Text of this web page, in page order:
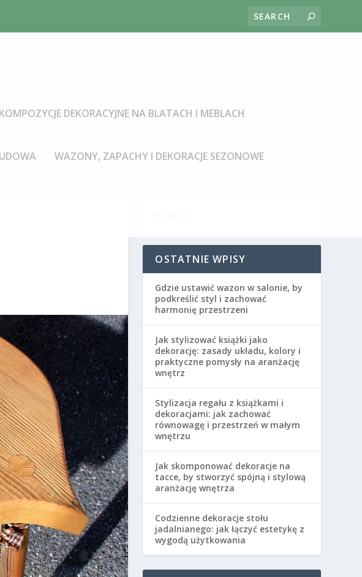
KOMPOZYCJE DEKORACYJNE NA BLATACH I MEBLACH
WAZONY, ZAPACHY I DEKORACJE SEZONOWE
OSTATNIE WPISY
Gdzie ustawić wazon w salonie, by
podkreślić styl i zachować
harmonię przestrzeni
Jak stylizować książki jako
dekorację: zasady układu, kolory i
praktyczne pomysły na aranżację
wnętrz
Stylizacja regału z książkami i
dekoracjami: jak zachować
równowagę i przestrzeń w małym
wnętrzu
Jak skomponować dekoracje na
tacce, by stworzyć spójną i stylową
aranżację wnętrza
Codzienne dekoracje stołu
jadalnianego: jak łączyć estetykę z
wygodą użytkowania